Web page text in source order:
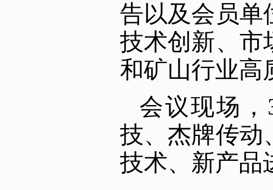
告以及会员单
技术创新、市
和矿山行业高
会议现场
技、杰牌传动
技术、新产品